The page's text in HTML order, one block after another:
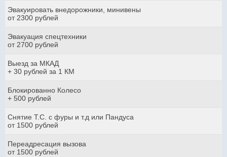
Эвакуировать внедорожники, минивены
от 2300 рублей
Эвакуация спецтехники
от 2700 рублей
Выезд за МКАД
+ 30 рублей за 1 КМ
Блокированно Колесо
+ 500 рублей
Снятие Т.С. с фуры и т.д или Пандуса
от 1500 рублей
Переадресация вызова
от 1500 рублей